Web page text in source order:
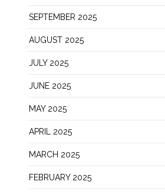
SEPTEMBER 2025
AUGUST 2025
JULY 2025
JUNE 2025
MAY 2025
APRIL 2025
MARCH 2025
FEBRUARY 2025